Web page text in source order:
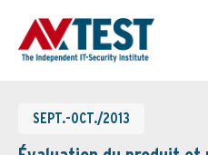
SEPT.-OCT./2013